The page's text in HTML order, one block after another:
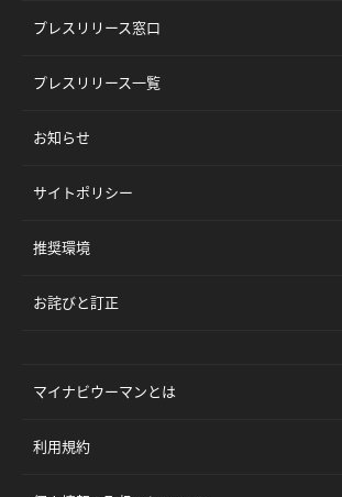
プレスリリース窓口
プレスリリース一覧
お知らせ
サイトポリシー
推奨環境
お詫びと訂正
マイナビウーマンとは
利用規約